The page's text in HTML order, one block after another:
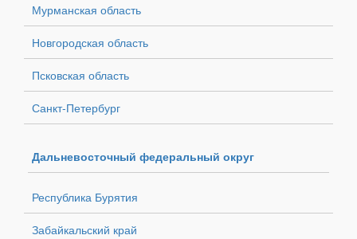
Мурманская область
Новгородская область
Псковская область
Санкт-Петербург
Дальневосточный федеральный округ
Республика Бурятия
Забайкальский край